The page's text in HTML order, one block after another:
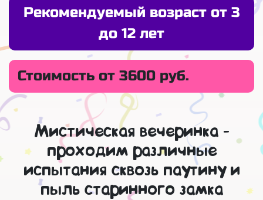
Рекомендуемый возраст от 3
до 12 лет
Стоимость от 3600 руб.
Мистическая вечеринка -
проходим различные
испытания сквозь паутину и
пыль старинного замка